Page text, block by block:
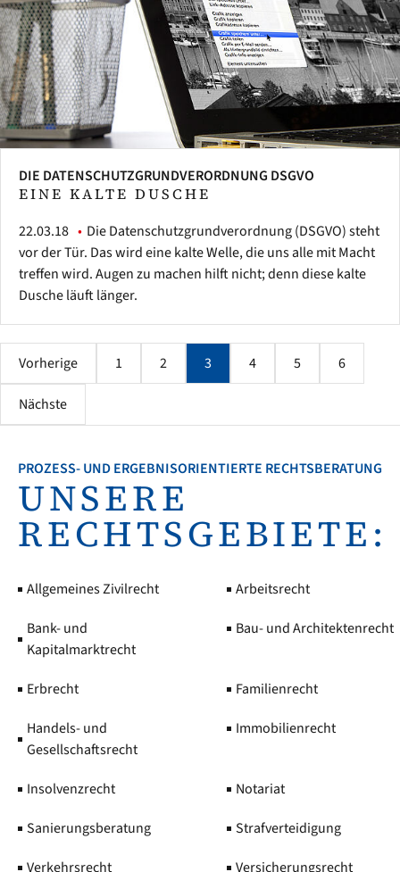
DIE DATENSCHUTZGRUNDVERORDNUNG DSGVO
EINE KALTE DUSCHE
22.03.18
Die Datenschutzgrundverordnung (DSGVO) steht
vor der Tür. Das wird eine kalte Welle, die uns alle mit Macht
treffen wird. Augen zu machen hilft nicht; denn diese kalte
Dusche läuft länger.
Vorherige 1 2 3 4 5 6
Nächste
PROZESS- UND ERGEBNISORIENTIERTE RECHTSBERATUNG
UNSERE
RECHTSGEBIETE:
Allgemeines Zivilrecht
Arbeitsrecht
Bank- und
Kapitalmarktrecht
Bau- und Architektenrecht
Erbrecht
Familienrecht
Handels- und
Gesellschaftsrecht
Immobilienrecht
Insolvenzrecht
Notariat
Sanierungsberatung
Strafverteidigung
Verkehrsrecht
Versicherungsrecht